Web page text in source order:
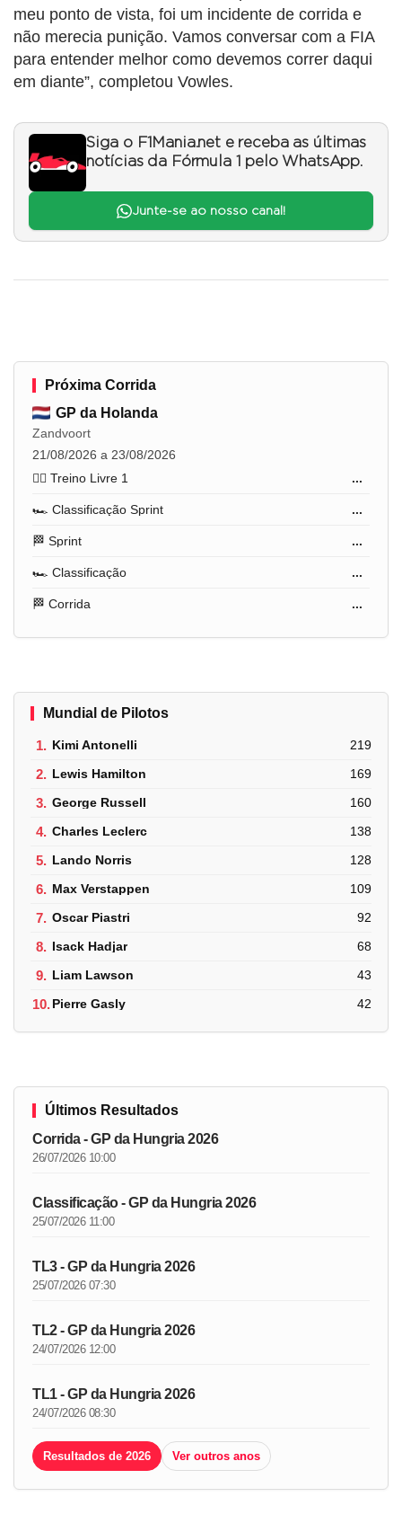
meu ponto de vista, foi um incidente de corrida e
não merecia punição. Vamos conversar com a FIA
para entender melhor como devemos correr daqui
em diante”, completou Vowles.
Siga o F1Mania.net e receba as últimas
notícias da Fórmula 1 pelo WhatsApp.
Junte-se ao nosso canal!
Próxima Corrida
GP da Holanda
Zandvoort
21/08/2026 a 23/08/2026
🏋️‍♂️ Treino Livre 1
...
🏎️ Classificação Sprint ...
🏁 Sprint ...
🏎️ Classificação ...
🏁 Corrida ...
Mundial de Pilotos
1. Kimi Antonelli 219
2. Lewis Hamilton 169
3. George Russell 160
4. Charles Leclerc 138
5. Lando Norris 128
6. Max Verstappen 109
7. Oscar Piastri 92
8. Isack Hadjar 68
9. Liam Lawson 43
10.Pierre Gasly 42
Últimos Resultados
Corrida - GP da Hungria 2026
26/07/2026 10:00
Classificação - GP da Hungria 2026
25/07/2026 11:00
TL3 - GP da Hungria 2026
25/07/2026 07:30
TL2 - GP da Hungria 2026
24/07/2026 12:00
TL1 - GP da Hungria 2026
24/07/2026 08:30
Resultados de 2026 Ver outros anos